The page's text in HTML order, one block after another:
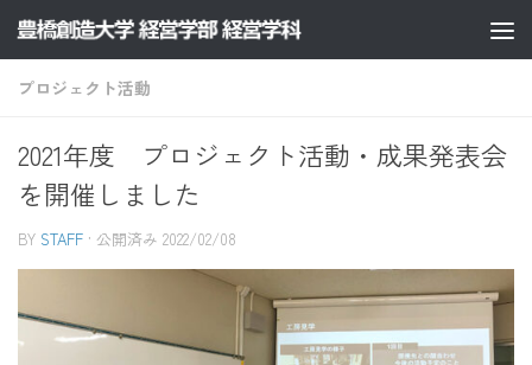
コンテンツへスキップ
プロジェクト活動
2021年度 プロジェクト活動・成果発表会
を開催しました
BY STAFF · 公開済み 2022/02/08